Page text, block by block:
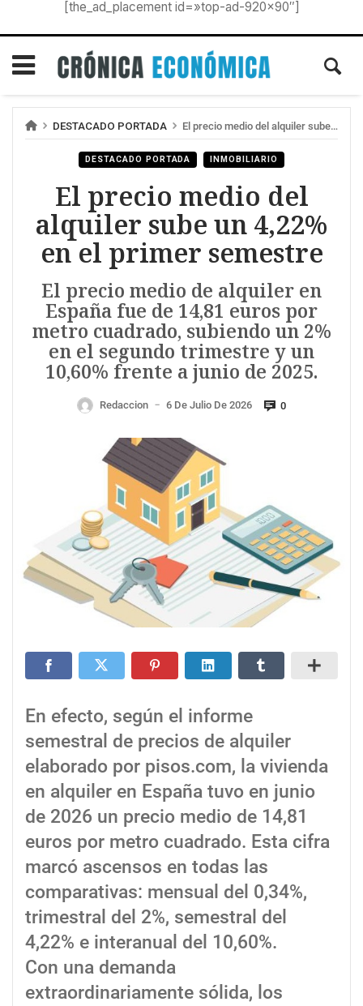
[the_ad_placement id=»top-ad-920×90″]
DESTACADO PORTADA El precio medio del alquiler sube un 4,22% en el primer semestre
DESTACADO PORTADA INMOBILIARIO
El precio medio del
alquiler sube un 4,22%
en el primer semestre
El precio medio de alquiler en
España fue de 14,81 euros por
metro cuadrado, subiendo un 2%
en el segundo trimestre y un
10,60% frente a junio de 2025.
Redaccion — 6 De Julio De 2026 0
En efecto, según el informe
semestral de precios de alquiler
elaborado por pisos.com, la vivienda
en alquiler en España tuvo en junio
de 2026 un precio medio de 14,81
euros por metro cuadrado. Esta cifra
marcó ascensos en todas las
comparativas: mensual del 0,34%,
trimestral del 2%, semestral del
4,22% e interanual del 10,60%.
Con una demanda
extraordinariamente sólida, los